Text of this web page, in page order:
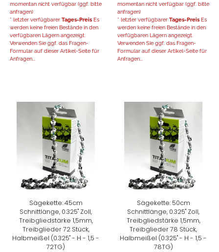
momentan nicht verfügbar (ggf. bitte
anfragen)
* letzter verfügbarer Tages-Preis Es
werden keine freien Bestände in den
verfügbaren Lägern angezeigt.
Verwenden Sie ggf. das Fragen-
Formular auf dieser Artikel-Seite für
Anfragen...
momentan nicht verfügbar (ggf. bitte
anfragen)
* letzter verfügbarer Tages-Preis Es
werden keine freien Bestände in den
verfügbaren Lägern angezeigt.
Verwenden Sie ggf. das Fragen-
Formular auf dieser Artikel-Seite für
Anfragen...
Sägekette: 45cm
Schnittlänge, 0.325" Zoll,
Treibgliedstärke 1,5mm,
Treibglieder 72 Stück,
Halbmeißel (0.325" - H - 1,5 -
72TG)
Sägekette: 50cm
Schnittlänge, 0.325" Zoll,
Treibgliedstärke 1,5mm,
Treibglieder 78 Stück,
Halbmeißel (0.325" - H - 1,5 -
78TG)